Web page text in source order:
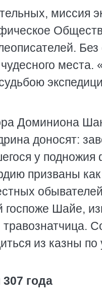
миссия
Без
Доминиона
доносят:
у
призваны
Шайе,
из казны
года